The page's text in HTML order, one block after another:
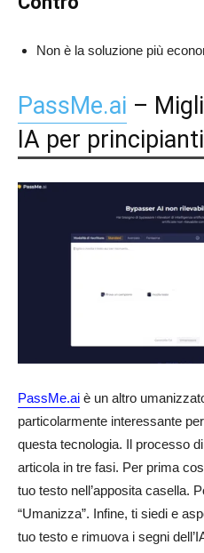
Non è la soluzione più
PassMe.ai –
IA per principianti
PassMe.ai è un altro
particolarmente interessante
questa tecnologia. Il processo
articola in tre fasi. Per prima
tuo testo nell’apposita casella.
“Umanizza”. Infine, ti siedi e
tuo testo e rimuova i segni